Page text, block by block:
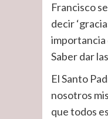
Francisco
decir
importancia
Saber dar
El Santo
nosotros
que todos